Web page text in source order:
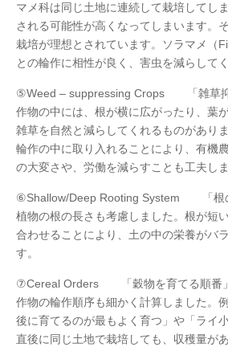
マメ科は同じ土地に連続して栽培してし
される可能性が高くなってしまいます。
栽培が理想とされています。ソラマメ（
との輪作に相性が良く、害虫を減らしてく
⑤Weed – suppressing Crops 「雑草抑
作物の中には、根が横に広がったり、葉
雑草を自然と減らしてくれるものがあり
輪作の中に取り入れることにより、有機
の大変さや、労働を減らすことも工夫しま
⑥Shallow/Deep Rooting System 「根
植物の根の長さも考慮しました。根が短
合わせることにより、土の中の栄養がバ
す。
⑦Cereal Orders 「穀物を育てる順番」
作物の輪作順序も細かく計算しました。
後に育てるのが最もよく育つ」や「ライ
直後に同じ土地で栽培しても、収穫量が